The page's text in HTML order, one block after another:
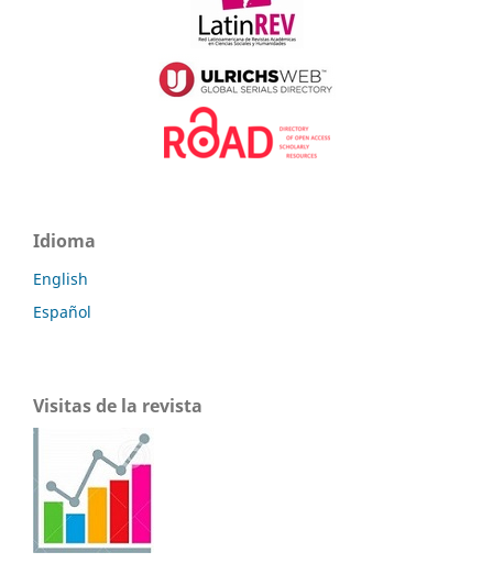
Idioma
English
Español
Visitas de la revista